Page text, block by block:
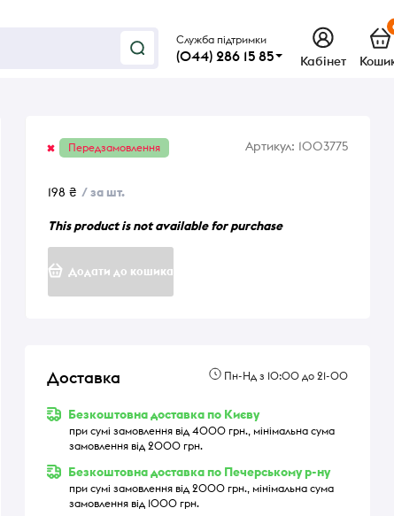
Служба підтримки
(044) 286 15 85 Кабінет
Передзамовлення Артикул: 1003775
198 ₴ / за шт.
This product is not available for purchase
Додати до кошика
Доставка Пн-Нд з 10:00 до 21-00
Безкоштовна доставка по Києву
при сумі замовлення від 4000 грн., мінімальна сума
замовлення від 2000 грн.
Безкоштовна доставка по Печерському р-ну
при сумі замовлення від 2000 грн., мінімальна сума
замовлення від 1000 грн.